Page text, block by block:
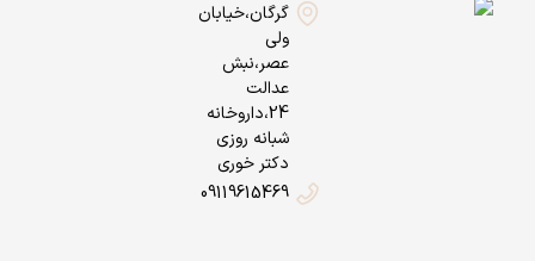
گرگان،خیابان
ولی
عصر،نبش
عدالت
24،داروخانه
شبانه روزی
دکتر خوری
09119615469